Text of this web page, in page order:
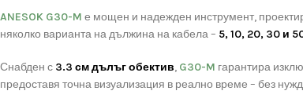
ANESOK G30-M е мощен и надежден инструмент,
няколко варианта на дължина на кабела – 5, 10, 20, 30 и
Снабден с 3.3 см дълъг обектив, G30-M гарантира
предоставя точна визуализация в реално време – без